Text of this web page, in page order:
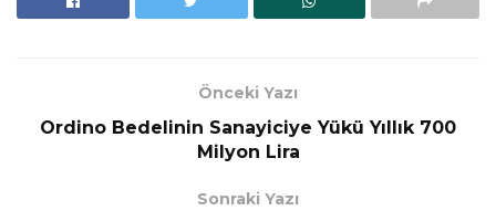
Önceki Yazı
Ordino Bedelinin Sanayiciye Yükü Yıllık 700
Milyon Lira
Sonraki Yazı